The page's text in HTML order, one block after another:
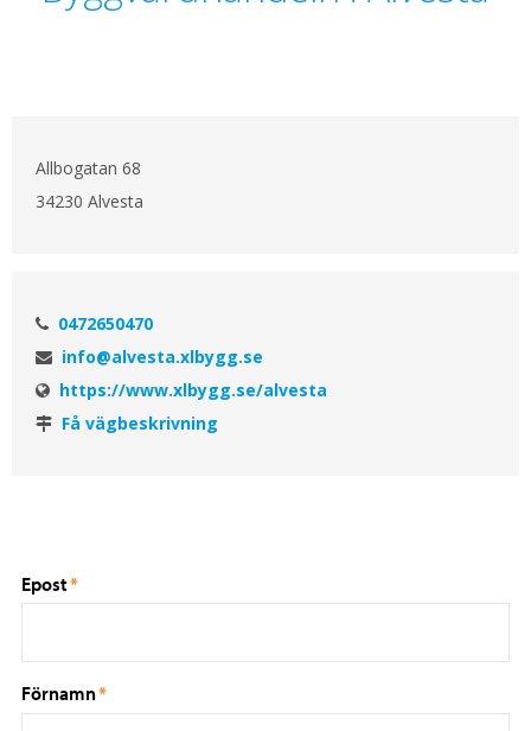
Allbogatan 68
34230 Alvesta
0472650470
info@alvesta.xlbygg.se
https://www.xlbygg.se/alvesta
Få vägbeskrivning